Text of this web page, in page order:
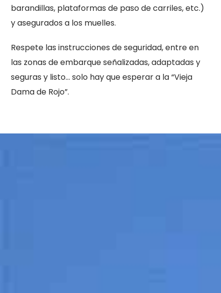
barandillas, plataformas de paso de carriles, etc.)
y asegurados a los muelles.
Respete las instrucciones de seguridad, entre en
las zonas de embarque señalizadas, adaptadas y
seguras y listo… solo hay que esperar a la “Vieja
Dama de Rojo”.